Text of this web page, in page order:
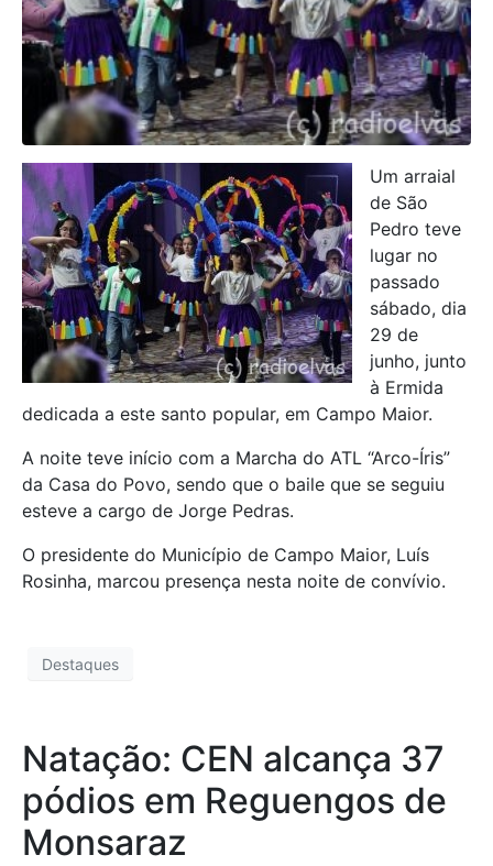
Um arraial
de São
Pedro teve
lugar no
passado
sábado, dia
29 de
junho, junto
à Ermida
dedicada a este santo popular, em Campo Maior.
A noite teve início com a Marcha do ATL “Arco-Íris”
da Casa do Povo, sendo que o baile que se seguiu
esteve a cargo de Jorge Pedras.
O presidente do Município de Campo Maior, Luís
Rosinha, marcou presença nesta noite de convívio.
Destaques
Natação: CEN alcança 37
pódios em Reguengos de
Monsaraz